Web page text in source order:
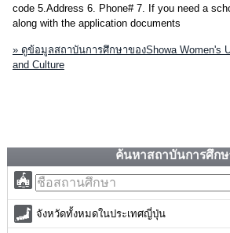
code 5.Address 6. Phone# 7. If you need a
along with the application documents
» ดูข้อมูลสถาบันการศึกษาของShowa Women's
and Culture
ค้นหาสถาบันการศึกษ
จังหวัดทั้งหมดในประเทศญี่ปุ่น